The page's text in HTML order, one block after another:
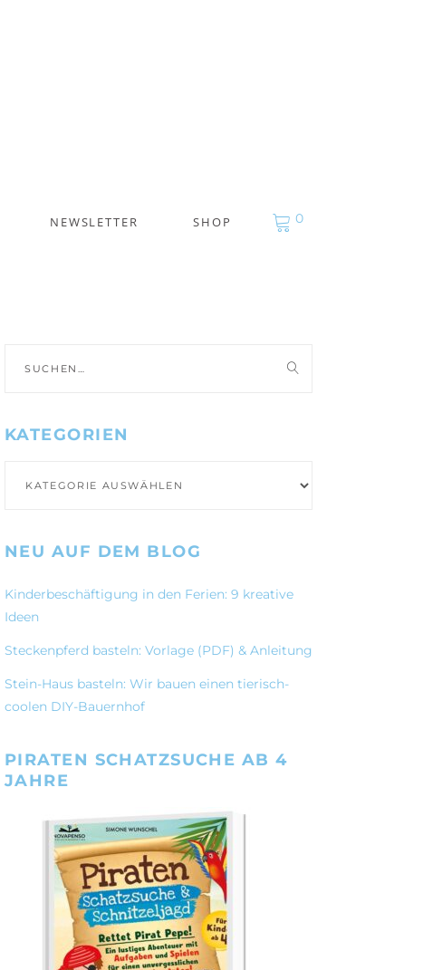
NEWSLETTER SHOP 0
nach:
KATEGORIEN
NEU AUF DEM BLOG
Kinderbeschäftigung in den Ferien: 9 kreative
Ideen
Steckenpferd basteln: Vorlage (PDF) & Anleitung
Stein-Haus basteln: Wir bauen einen tierisch-
coolen DIY-Bauernhof
PIRATEN SCHATZSUCHE AB 4
JAHRE